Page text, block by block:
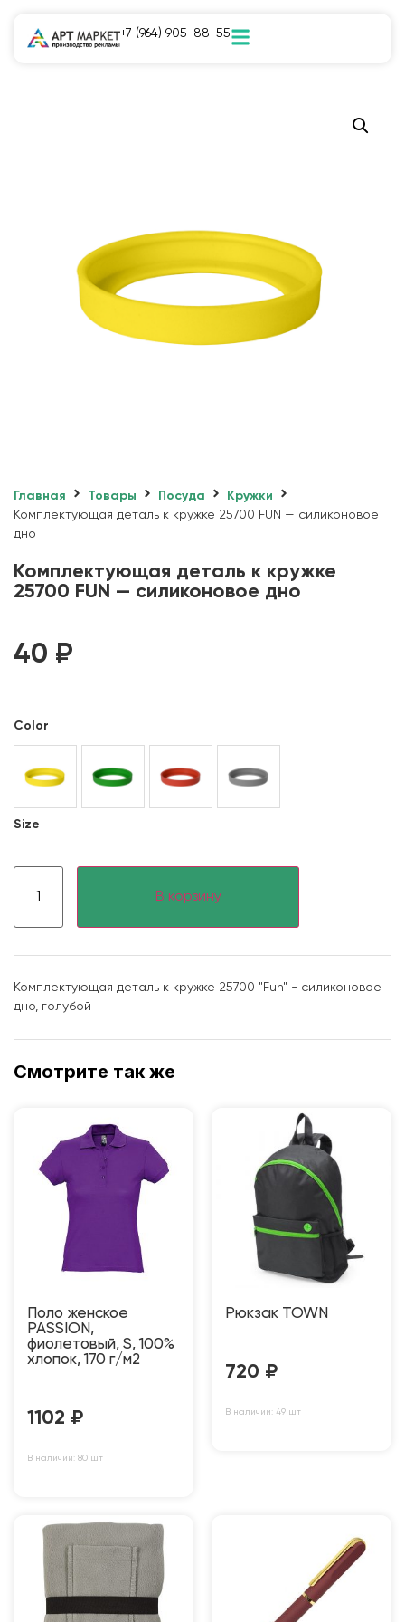
+7 (964) 905-88-55
Главная Товары Посуда
Кружки
Комплектующая деталь к кружке 25700 FUN — силиконовое
дно
Комплектующая деталь к кружке
25700 FUN — силиконовое дно
40 ₽
Color
Size
В корзину
Комплектующая деталь к кружке 25700 "Fun" - силиконовое
дно, голубой
Смотрите так же
Поло женское
PASSION,
фиолетовый, S, 100%
хлопок, 170 г/м2
1102 ₽
В наличии: 80 шт
Рюкзак TOWN
720 ₽
В наличии: 49 шт